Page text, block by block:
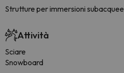
Strutture per immersioni subacquee
Attività
Sciare
Snowboard